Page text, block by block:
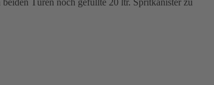
Türen noch gefüllte 20 ltr. Spritkanister zu